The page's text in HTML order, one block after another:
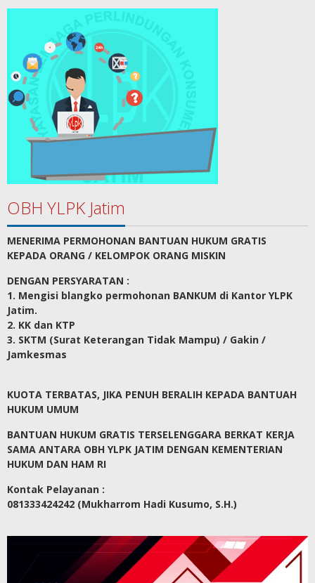
OBH YLPK Jatim
MENERIMA PERMOHONAN BANTUAN HUKUM GRATIS
KEPADA ORANG / KELOMPOK ORANG MISKIN
DENGAN PERSYARATAN :
1. Mengisi blangko permohonan BANKUM di Kantor YLPK
Jatim.
2. KK dan KTP
3. SKTM (Surat Keterangan Tidak Mampu) / Gakin /
Jamkesmas
KUOTA TERBATAS, JIKA PENUH BERALIH KEPADA BANTUAH
HUKUM UMUM
BANTUAN HUKUM GRATIS TERSELENGGARA BERKAT KERJA
SAMA ANTARA OBH YLPK JATIM DENGAN KEMENTERIAN
HUKUM DAN HAM RI
Kontak Pelayanan :
081333424242 (Mukharrom Hadi Kusumo, S.H.)